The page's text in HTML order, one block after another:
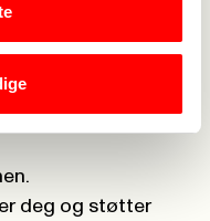
igjen gjordet meg
andre bør være
deg og støtter